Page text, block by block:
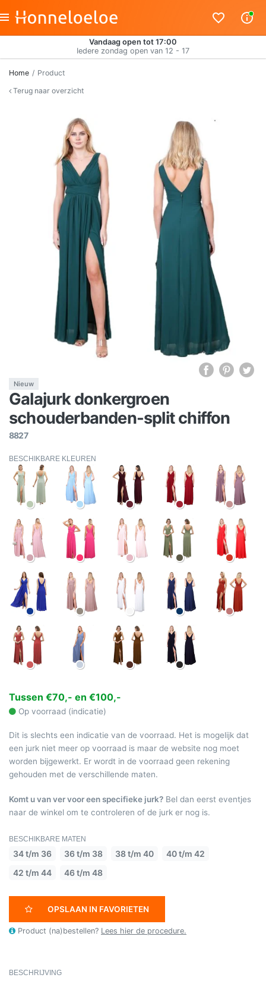
Vandaag open tot 17:00
Iedere zondag open van 12 - 17
Home
Product
Terug naar overzicht
Nieuw
Galajurk donkergroen
schouderbanden-split chiffon
8827
BESCHIKBARE KLEUREN
Tussen €70,- en €100,-
Op voorraad (indicatie)
Dit is slechts een indicatie van de voorraad. Het is mogelijk dat
een jurk niet meer op voorraad is maar de website nog moet
worden bijgewerkt. Er wordt in de voorraad geen rekening
gehouden met de verschillende maten.
Komt u van ver voor een specifieke jurk? Bel dan eerst eventjes
naar de winkel om te controleren of de jurk er nog is.
BESCHIKBARE MATEN
34 t/m 36 36 t/m 38 38 t/m 40
40 t/m 42
42 t/m 44
46 t/m 48
OPSLAAN IN FAVORIETEN
Product (na)bestellen? Lees hier de procedure.
BESCHRIJVING